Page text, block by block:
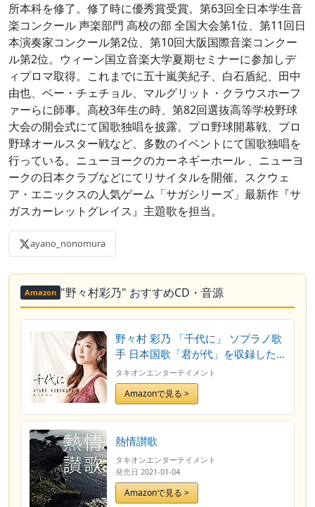
所本科を修了。修了時に優秀賞受賞。第63回全日本学生音
楽コンクール 声楽部門 高校の部 全国大会第1位、第11回日
本演奏家コンクール第2位、第10回大阪国際音楽コンクー
ル第2位。ウィーン国立音楽大学夏期セミナーに参加しデ
ィプロマ取得。これまでに五十嵐美紀子、白石盾紀、田中
由也、ベー・チェチョル、マルグリット・クラウスホーフ
ァーらに師事。高校3年生の時、第82回選抜高等学校野球
大会の開会式にて国歌独唱を披露。プロ野球開幕戦、プロ
野球オールスター戦など、多数のイベントにて国歌独唱を
行っている。ニューヨークのカーネギーホール 、ニューヨ
ークの日本クラブなどにてリサイタルを開催。スクウェ
ア・エニックスの人気ゲーム「サガシリーズ」最新作『サ
ガスカーレットグレイス』主題歌を担当。
ayano_nonomura
Amazon "野々村彩乃" おすすめCD・音源
野々村 彩乃 「千代に」 ソプラノ歌
手 日本国歌「君が代」を収録した
全10曲 CDアルバム [CD] 野々村 彩
乃
タキオンエンターテイメント
Amazonで見る >
熱情讃歌
タキオンエンターテイメント
発売日 2021-01-04
Amazonで見る >